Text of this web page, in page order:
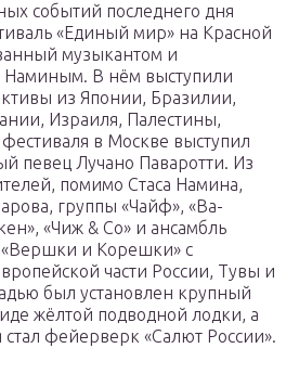
событий последнего дня
«Единый мир» на Красной
музыкантом и
Наминым. В нём выступили
из Японии, Бразилии,
Израиля, Палестины,
в Москве выступил
певец Лучано Паваротти. Из
помимо Стаса Намина,
группы «Чайф», «Ва-
«Чиж & Co» и ансамбль
«Вершки и Корешки» с
части России, Тувы и
был установлен крупный
жёлтой подводной лодки, а
фейерверк «Салют России».